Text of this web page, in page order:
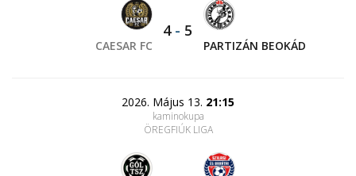
CAESAR FC
4- 5
PARTIZÁN BEOKÁD
2026. Május 13. 21:15
kaminokupa
ÖREGFIÚK LIGA